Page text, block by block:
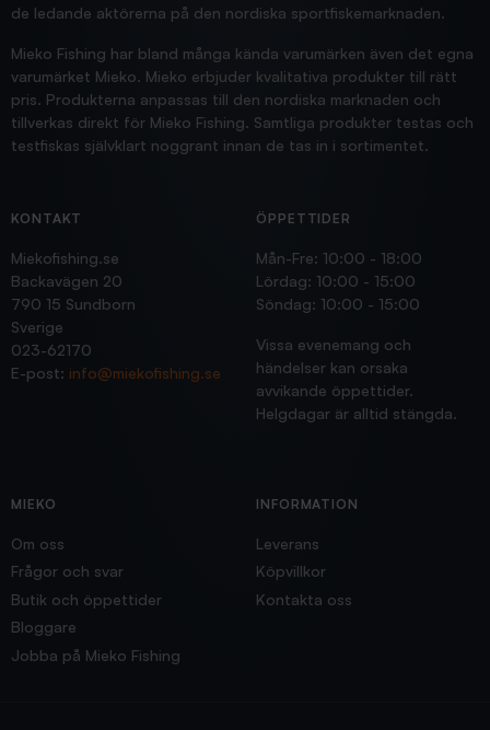
de ledande aktörerna på den nordiska sportfiskemarknaden.
Mieko Fishing har bland många kända varumärken även det egna
varumärket Mieko. Mieko erbjuder kvalitativa produkter till rätt
pris. Produkterna anpassas till den nordiska marknaden och
tillverkas direkt för Mieko Fishing. Samtliga produkter testas och
testfiskas självklart noggrant innan de tas in i sortimentet.
KONTAKT
Miekofishing.se
Backavägen 20
790 15 Sundborn
Sverige
023-62170
E-post: info@miekofishing.se
ÖPPETTIDER
Mån-Fre: 10:00 - 18:00
Lördag: 10:00 - 15:00
Söndag: 10:00 - 15:00
Vissa evenemang och
händelser kan orsaka
avvikande öppettider.
Helgdagar är alltid stängda.
MIEKO
Om oss
Frågor och svar
Butik och öppettider
Bloggare
Jobba på Mieko Fishing
INFORMATION
Leverans
Köpvillkor
Kontakta oss